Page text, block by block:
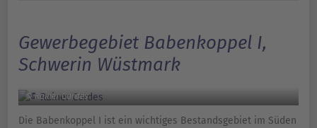
Gewerbegebiet Babenkoppel I,
Schwerin Wüstmark
© Rainer Cordes
Die Babenkoppel I ist ein wichtiges Bestandsgebiet im Süden